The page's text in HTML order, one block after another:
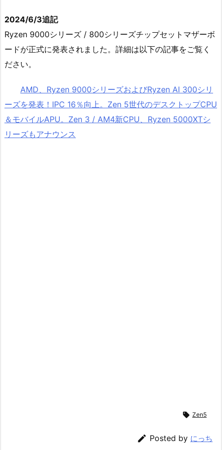
2024/6/3追記
Ryzen 9000シリーズ / 800シリーズチップセットマザーボ
ードが正式に発表されました。詳細は以下の記事をご覧く
ださい。
AMD、Ryzen 9000シリーズおよびRyzen AI 300シリ
ーズを発表！IPC 16％向上。Zen 5世代のデスクトップCPU
＆モバイルAPU。Zen 3 / AM4新CPU、Ryzen 5000XTシ
リーズもアナウンス
 Zen5
 Posted by にっち